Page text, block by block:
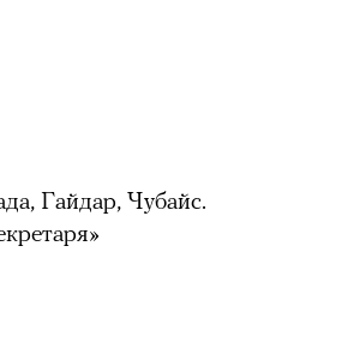
Гайдар, Чубайс.